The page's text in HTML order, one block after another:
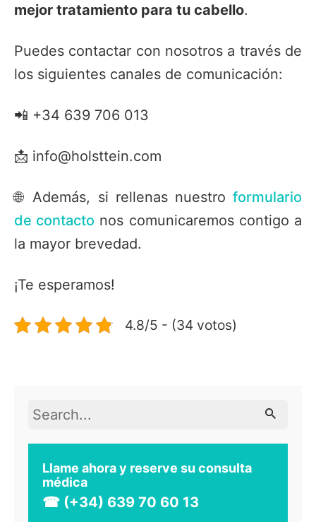
mejor tratamiento para tu cabello.
Puedes contactar con nosotros a través de
los siguientes canales de comunicación:
📲 +34 639 706 013
📩 info@holsttein.com
🌐 Además, si rellenas nuestroformulario
de contacto nos comunicaremos contigo a
la mayor brevedad.
¡Te esperamos!
4.8/5 - (34 votos)
Search
Llame ahora y reserve su consulta
médica
☎ (+34) 639 70 60 13